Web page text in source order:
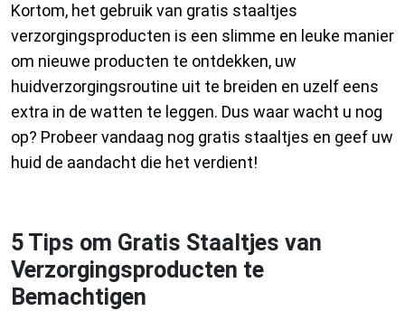
Kortom, het gebruik van gratis staaltjes
verzorgingsproducten is een slimme en leuke manier
om nieuwe producten te ontdekken, uw
huidverzorgingsroutine uit te breiden en uzelf eens
extra in de watten te leggen. Dus waar wacht u nog
op? Probeer vandaag nog gratis staaltjes en geef uw
huid de aandacht die het verdient!
5 Tips om Gratis Staaltjes van
Verzorgingsproducten te
Bemachtigen